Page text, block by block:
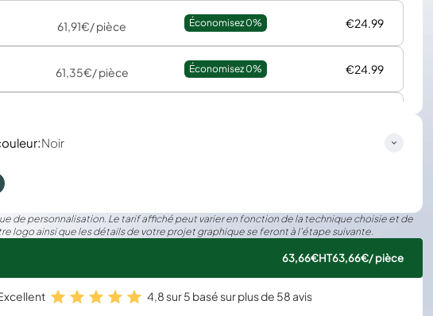
61,91€/ pièce Économisez 0% €24.99
61,35€/ pièce Économisez 0% €24.99
:Noir
de personnalisation. Le tarif affiché peut varier en fonction de la technique choisie et de
logo ainsi que les détails de votre projet graphique se feront à l’étape suivante.
63,66€HT63,66€/ pièce
4,8 sur 5 basé sur plus de 58 avis